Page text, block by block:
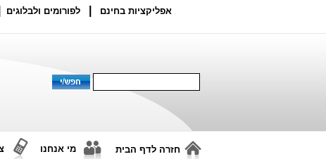
אפליקציות בחינם לפורומים ולבלוגים
חזרה לדף הבית מי אנחנו